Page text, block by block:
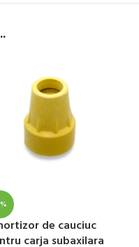
de cauciuc
carja subaxilara